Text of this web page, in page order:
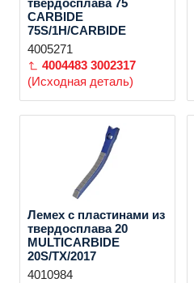
твердосплава 75
CARBIDE
75S/1H/CARBIDE
4005271
4004483 3002317
(Исходная деталь)
Лемех с пластинами из
твердосплава 20
MULTICARBIDE
20S/TX/2017
4010984